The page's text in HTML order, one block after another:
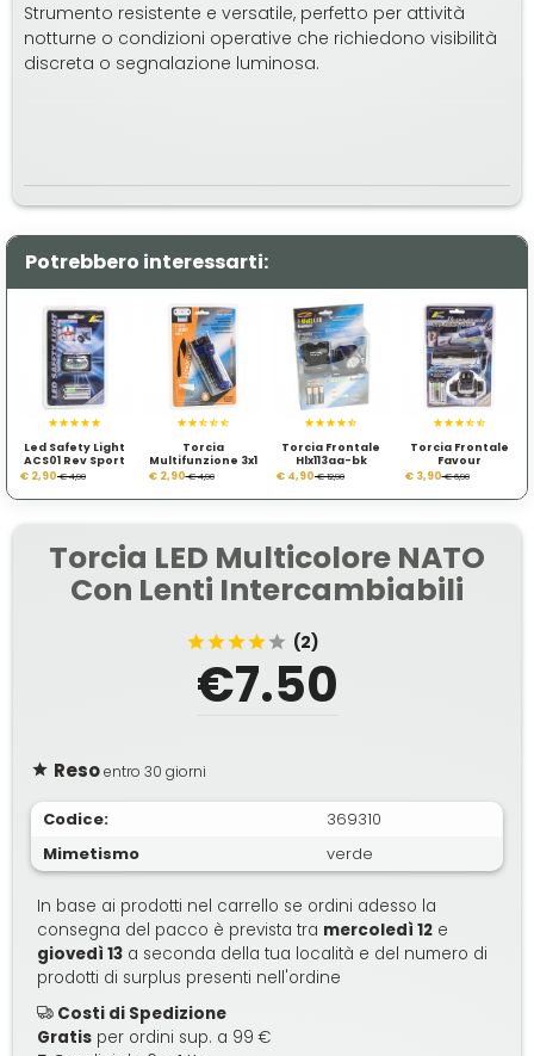
Strumento resistente e versatile, perfetto per attività
notturne o condizioni operative che richiedono visibilità
discreta o segnalazione luminosa.
Potrebbero interessarti:
Led Safety Light
ACS01 Rev Sport
€ 2,90€ 4,90
Torcia
Multifunzione 3x1
€ 2,90€ 4,90
Torcia Frontale
Hlx113aa-bk
€ 4,90€ 12,90
Torcia Frontale
Favour
€ 3,90€ 6,90
Torcia LED Multicolore NATO
Con Lenti Intercambiabili
(2)
€7.50
Resoentro 30 giorni
Codice:
369310
Mimetismo
verde
In base ai prodotti nel carrello se ordini adesso la
consegna del pacco è prevista tra mercoledì 12 e
giovedì 13 a seconda della tua località e del numero di
prodotti di surplus presenti nell'ordine
Costi di Spedizione
Gratis per ordini sup. a 99 €